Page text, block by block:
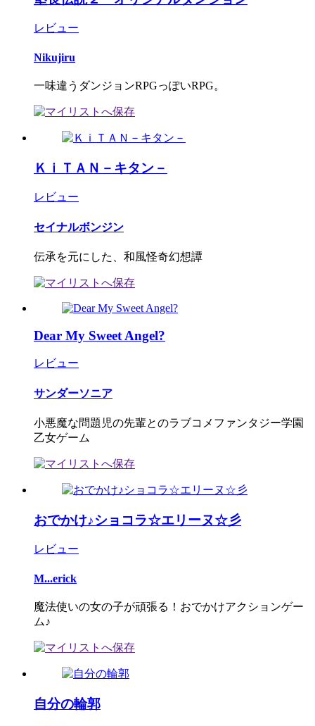
レビュー
Nikujiru
一味違うダンジョンRPGっぽいRPG。
ＫｉＴＡＮ－キタン－
レビュー
セイナルボンジン
伝承を元にした、和風怪奇幻想譚
Dear My Sweet Angel?
レビュー
サンダーソニア
小悪魔な問題児の先輩とのラブコメファンタジー学園
乙女ゲーム
おでかけ♪ショコラ☆エリーヌ☆彡
レビュー
M...erick
魔法使いの女の子が頑張る！おでかけアクションゲー
ム♪
自分の輪郭